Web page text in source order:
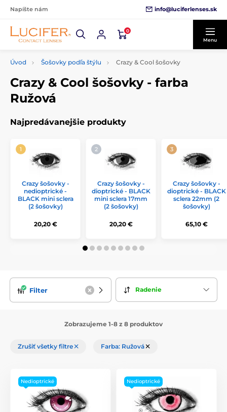
Napíšte nám info@luciferlenses.sk
0
Menu
Úvod Šošovky podľa štýlu Crazy & Cool šošovky
Crazy & Cool šošovky - farba
Ružová
Najpredávanejšie produkty
Crazy šošovky -
nedioptrické -
BLACK mini sclera
(2 šošovky)
20,20 €
Crazy šošovky -
dioptrické - BLACK
mini sclera 17mm
(2 šošovky)
20,20 €
Crazy šošovky -
dioptrické - BLACK
sclera 22mm (2
šošovky)
65,10 €
Filter Radenie
Zobrazujeme 1-8 z 8 produktov
Zrušiť všetky filtre Farba: Ružová
Nedioptrické Nedioptrické